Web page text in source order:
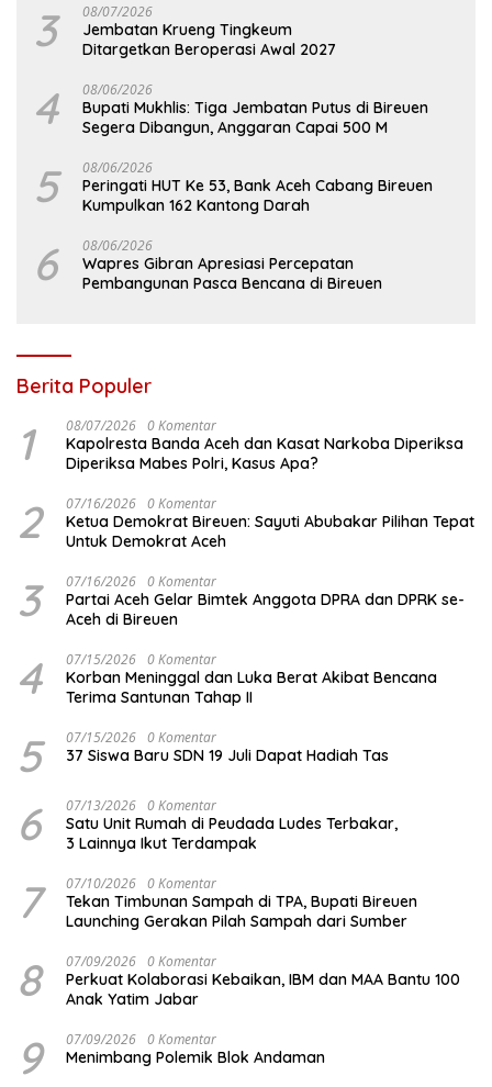
3 08/07/2026
Jembatan Krueng Tingkeum
Ditargetkan Beroperasi Awal 2027
4 08/06/2026
Bupati Mukhlis: Tiga Jembatan Putus di Bireuen
Segera Dibangun, Anggaran Capai 500 M
5 08/06/2026
Peringati HUT Ke 53, Bank Aceh Cabang Bireuen
Kumpulkan 162 Kantong Darah
6 08/06/2026
Wapres Gibran Apresiasi Percepatan
Pembangunan Pasca Bencana di Bireuen
Berita Populer
1 08/07/2026 0 Komentar
Kapolresta Banda Aceh dan Kasat Narkoba Diperiksa
Diperiksa Mabes Polri, Kasus Apa?
2 07/16/2026 0 Komentar
Ketua Demokrat Bireuen: Sayuti Abubakar Pilihan Tepat
Untuk Demokrat Aceh
3 07/16/2026 0 Komentar
Partai Aceh Gelar Bimtek Anggota DPRA dan DPRK se-
Aceh di Bireuen
4 07/15/2026 0 Komentar
Korban Meninggal dan Luka Berat Akibat Bencana
Terima Santunan Tahap II
5 07/15/2026 0 Komentar
37 Siswa Baru SDN 19 Juli Dapat Hadiah Tas
6 07/13/2026 0 Komentar
Satu Unit Rumah di Peudada Ludes Terbakar,
3 Lainnya Ikut Terdampak
7 07/10/2026 0 Komentar
Tekan Timbunan Sampah di TPA, Bupati Bireuen
Launching Gerakan Pilah Sampah dari Sumber
8 07/09/2026 0 Komentar
Perkuat Kolaborasi Kebaikan, IBM dan MAA Bantu 100
Anak Yatim Jabar
9 07/09/2026 0 Komentar
Menimbang Polemik Blok Andaman